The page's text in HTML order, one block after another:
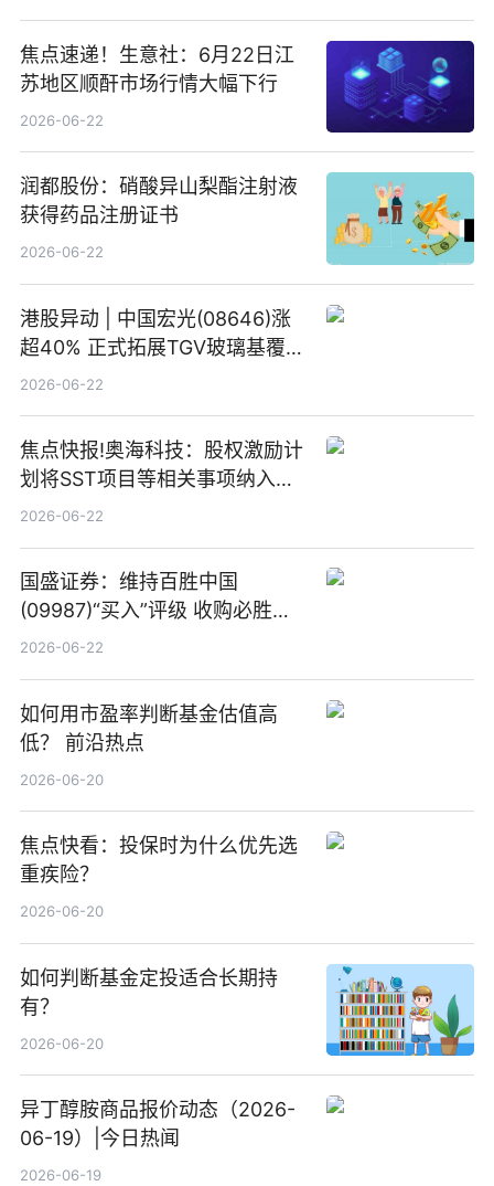
焦点速递！生意社：6月22日江
苏地区顺酐市场行情大幅下行
2026-06-22
润都股份：硝酸异山梨酯注射液
获得药品注册证书
2026-06-22
港股异动 | 中国宏光(08646)涨
超40% 正式拓展TGV玻璃基覆铜
板新材料业务
2026-06-22
焦点快报!奥海科技：股权激励计
划将SST项目等相关事项纳入专
项业务发展考核指标
2026-06-22
国盛证券：维持百胜中国
(09987)“买入”评级 收购必胜客
中国增厚利润加速成长 信息
2026-06-22
如何用市盈率判断基金估值高
低？ 前沿热点
2026-06-20
焦点快看：投保时为什么优先选
重疾险？
2026-06-20
如何判断基金定投适合长期持
有？
2026-06-20
异丁醇胺商品报价动态（2026-
06-19）|今日热闻
2026-06-19